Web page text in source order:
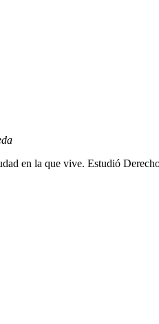
en la que vive. Estudió